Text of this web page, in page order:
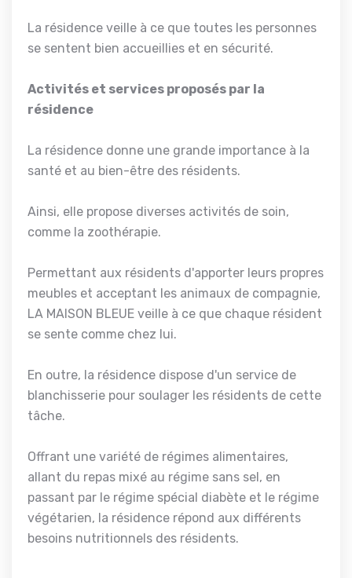
La résidence veille à ce que toutes les personnes
se sentent bien accueillies et en sécurité.
Activités et services proposés par la
résidence
La résidence donne une grande importance à la
santé et au bien-être des résidents.
Ainsi, elle propose diverses activités de soin,
comme la zoothérapie.
Permettant aux résidents d'apporter leurs propres
meubles et acceptant les animaux de compagnie,
LA MAISON BLEUE veille à ce que chaque résident
se sente comme chez lui.
En outre, la résidence dispose d'un service de
blanchisserie pour soulager les résidents de cette
tâche.
Offrant une variété de régimes alimentaires,
allant du repas mixé au régime sans sel, en
passant par le régime spécial diabète et le régime
végétarien, la résidence répond aux différents
besoins nutritionnels des résidents.